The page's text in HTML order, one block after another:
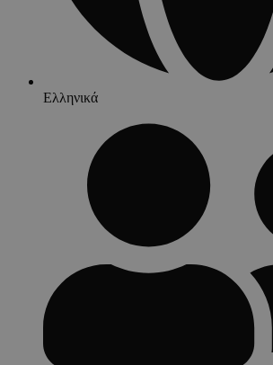
Ελληνικά